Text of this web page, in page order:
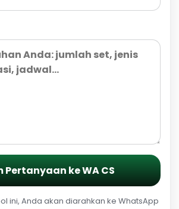
Pertanyaan ke WA CS
ini, Anda akan diarahkan ke WhatsApp